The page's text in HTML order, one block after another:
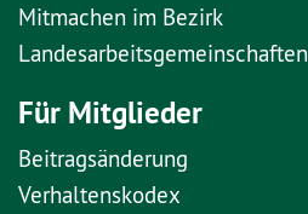
Mitmachen im Bezirk
Landesarbeitsgemeinschaften
Für Mitglieder
Beitragsänderung
Verhaltenskodex